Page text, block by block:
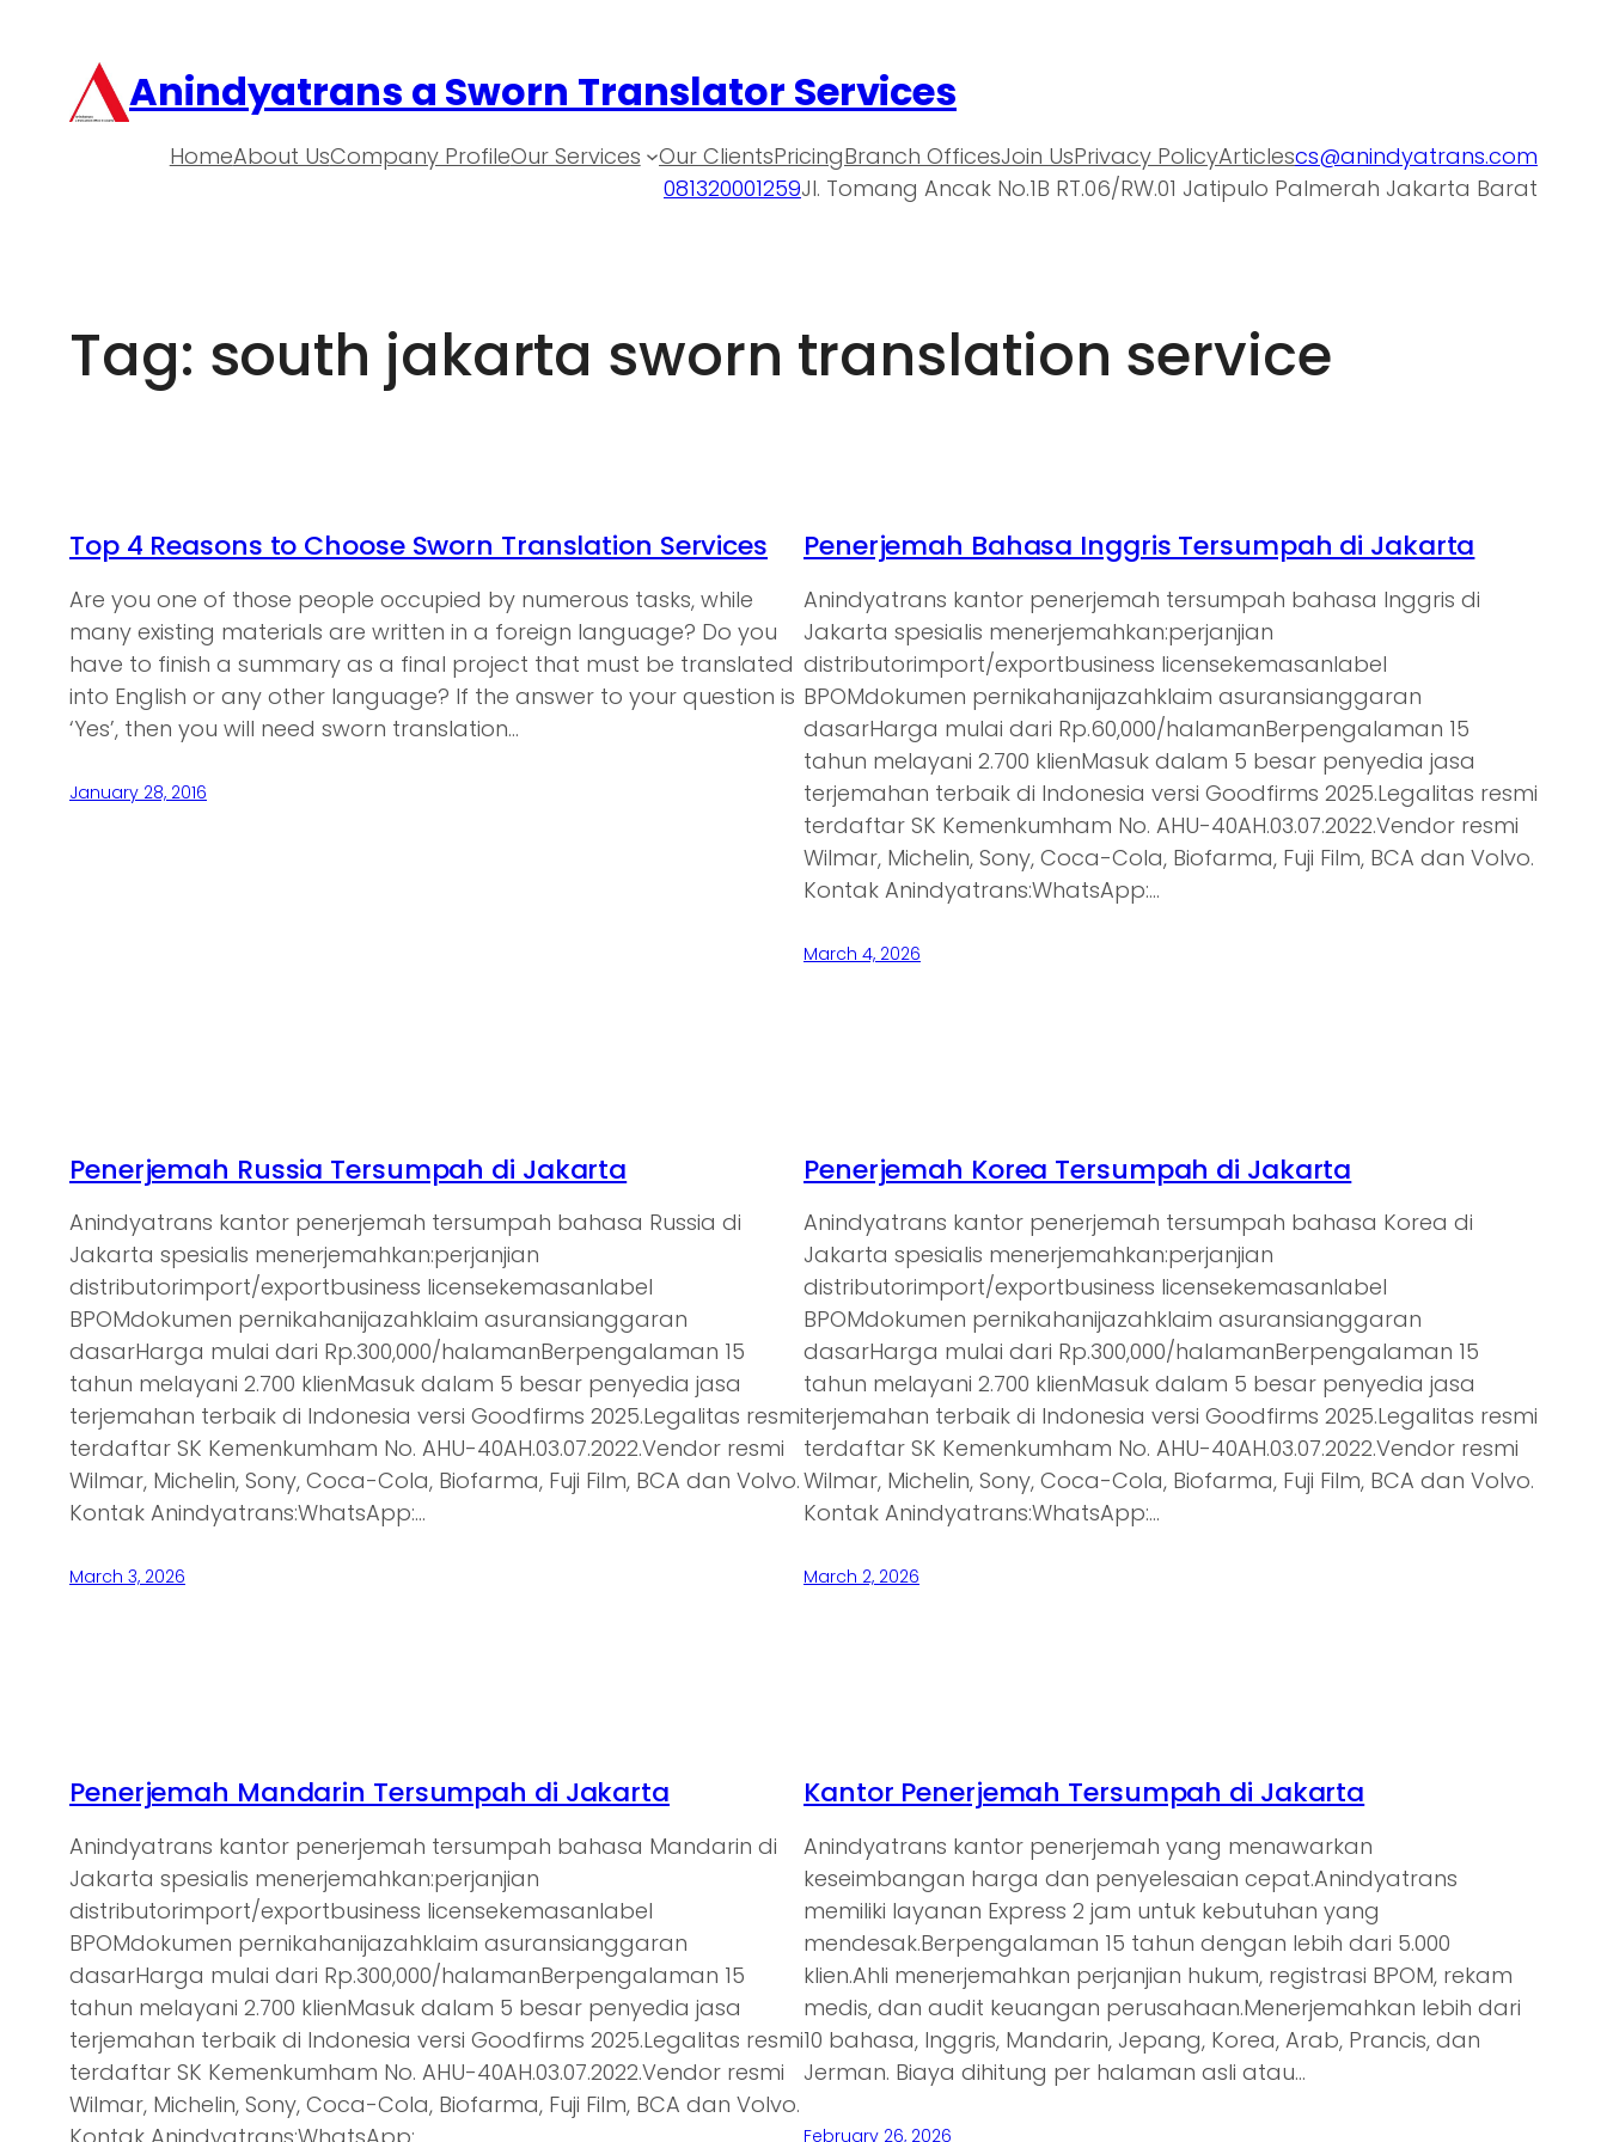
Anindyatrans a Sworn Translator Services
HomeAbout UsCompany ProfileOur Services Our ClientsPricingBranch OfficesJoin UsPrivacy PolicyArticlescs@anindyatrans.com
081320001259Jl. Tomang Ancak No.1B RT.06/RW.01 Jatipulo Palmerah Jakarta Barat
Tag: south jakarta sworn translation service
Top 4 Reasons to Choose Sworn Translation Services
Are you one of those people occupied by numerous tasks, while
many existing materials are written in a foreign language? Do you
have to finish a summary as a final project that must be translated
into English or any other language? If the answer to your question is
‘Yes’, then you will need sworn translation…
January 28, 2016
Penerjemah Bahasa Inggris Tersumpah di Jakarta
Anindyatrans kantor penerjemah tersumpah bahasa Inggris di
Jakarta spesialis menerjemahkan:perjanjian
distributorimport/exportbusiness licensekemasanlabel
BPOMdokumen pernikahanijazahklaim asuransianggaran
dasarHarga mulai dari Rp.60,000/halamanBerpengalaman 15
tahun melayani 2.700 klienMasuk dalam 5 besar penyedia jasa
terjemahan terbaik di Indonesia versi Goodfirms 2025.Legalitas resmi
terdaftar SK Kemenkumham No. AHU-40AH.03.07.2022.Vendor resmi
Wilmar, Michelin, Sony, Coca-Cola, Biofarma, Fuji Film, BCA dan Volvo.
Kontak Anindyatrans:WhatsApp:…
March 4, 2026
Penerjemah Russia Tersumpah di Jakarta
Anindyatrans kantor penerjemah tersumpah bahasa Russia di
Jakarta spesialis menerjemahkan:perjanjian
distributorimport/exportbusiness licensekemasanlabel
BPOMdokumen pernikahanijazahklaim asuransianggaran
dasarHarga mulai dari Rp.300,000/halamanBerpengalaman 15
tahun melayani 2.700 klienMasuk dalam 5 besar penyedia jasa
terjemahan terbaik di Indonesia versi Goodfirms 2025.Legalitas resmi
terdaftar SK Kemenkumham No. AHU-40AH.03.07.2022.Vendor resmi
Wilmar, Michelin, Sony, Coca-Cola, Biofarma, Fuji Film, BCA dan Volvo.
Kontak Anindyatrans:WhatsApp:…
March 3, 2026
Penerjemah Korea Tersumpah di Jakarta
Anindyatrans kantor penerjemah tersumpah bahasa Korea di
Jakarta spesialis menerjemahkan:perjanjian
distributorimport/exportbusiness licensekemasanlabel
BPOMdokumen pernikahanijazahklaim asuransianggaran
dasarHarga mulai dari Rp.300,000/halamanBerpengalaman 15
tahun melayani 2.700 klienMasuk dalam 5 besar penyedia jasa
terjemahan terbaik di Indonesia versi Goodfirms 2025.Legalitas resmi
terdaftar SK Kemenkumham No. AHU-40AH.03.07.2022.Vendor resmi
Wilmar, Michelin, Sony, Coca-Cola, Biofarma, Fuji Film, BCA dan Volvo.
Kontak Anindyatrans:WhatsApp:…
March 2, 2026
Penerjemah Mandarin Tersumpah di Jakarta
Anindyatrans kantor penerjemah tersumpah bahasa Mandarin di
Jakarta spesialis menerjemahkan:perjanjian
distributorimport/exportbusiness licensekemasanlabel
BPOMdokumen pernikahanijazahklaim asuransianggaran
dasarHarga mulai dari Rp.300,000/halamanBerpengalaman 15
tahun melayani 2.700 klienMasuk dalam 5 besar penyedia jasa
terjemahan terbaik di Indonesia versi Goodfirms 2025.Legalitas resmi
terdaftar SK Kemenkumham No. AHU-40AH.03.07.2022.Vendor resmi
Wilmar, Michelin, Sony, Coca-Cola, Biofarma, Fuji Film, BCA dan Volvo.
Kantor Penerjemah Tersumpah di Jakarta
Anindyatrans kantor penerjemah yang menawarkan
keseimbangan harga dan penyelesaian cepat.Anindyatrans
memiliki layanan Express 2 jam untuk kebutuhan yang
mendesak.Berpengalaman 15 tahun dengan lebih dari 5.000
klien.Ahli menerjemahkan perjanjian hukum, registrasi BPOM, rekam
medis, dan audit keuangan perusahaan.Menerjemahkan lebih dari
10 bahasa, Inggris, Mandarin, Jepang, Korea, Arab, Prancis, dan
Jerman. Biaya dihitung per halaman asli atau…
February 26, 2026